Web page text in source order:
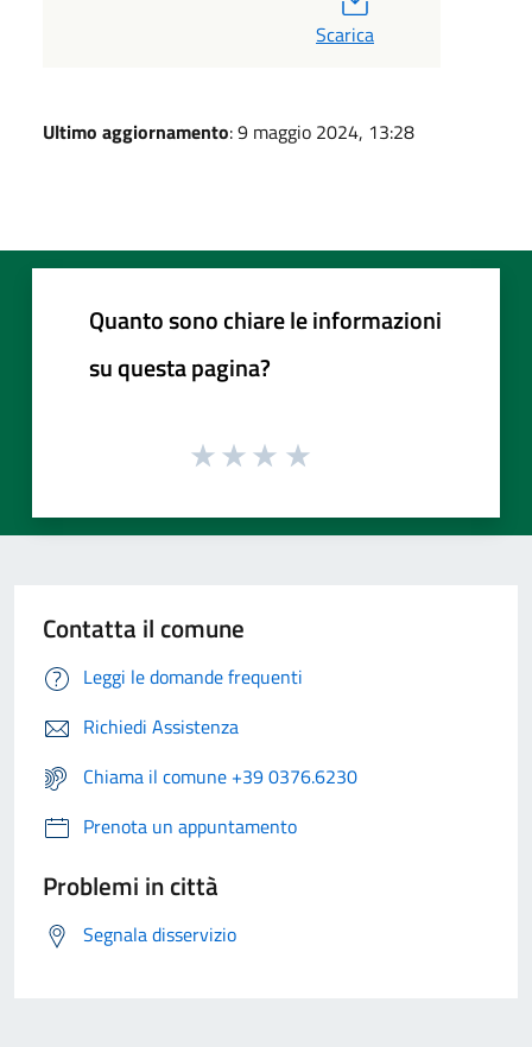
Scarica
Ultimo aggiornamento: 9 maggio 2024, 13:28
Quanto sono chiare le informazioni
su questa pagina?
Contatta il comune
Leggi le domande frequenti
Richiedi Assistenza
Chiama il comune +39 0376.6230
Prenota un appuntamento
Problemi in città
Segnala disservizio